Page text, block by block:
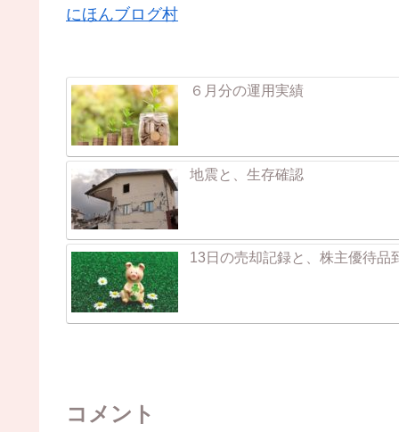
にほんブログ村
６月分の運用実績
地震と、生存確認
13日の売却記録と、株主優待品
コメント